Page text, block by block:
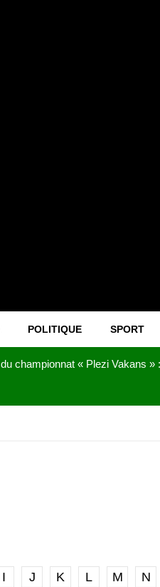
POLITIQUE SPORT
I J K L M N